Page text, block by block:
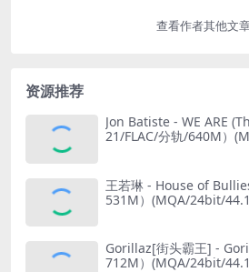
查看作者其他文
资源推荐
Jon Batiste - WE ARE
21/FLAC/分轨/640M）
王若琳 - House of
531M）(MQA/24bit/
Gorillaz[街头霸王] -
712M）(MQA/24bit/